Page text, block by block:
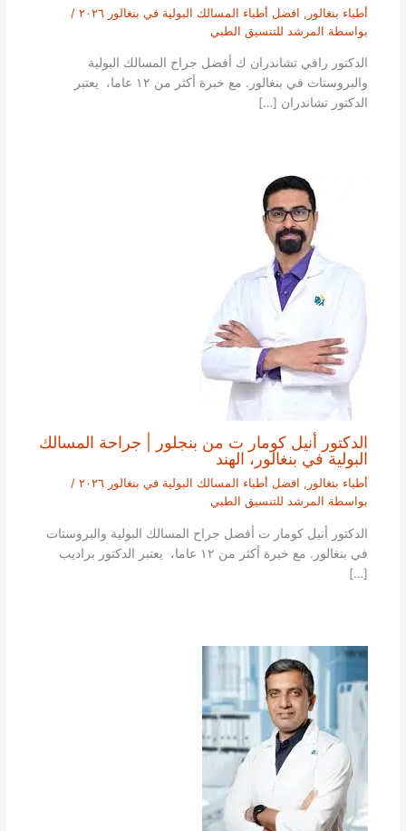
أطباء بنغالور , افضل أطباء المسالك البولية في بنغالور ٢٠٢٦
/
بواسطة المرشد للتنسيق الطبي
الدكتور رافي تشاندران ك أفضل جراح المسالك البولية
والبروستات في بنغالور. مع خبرة أكثر من ١٢ عاما، يعتبر
الدكتور تشاندران […]
الدكتور أنيل كومار ت من بنجلور | جراحة المسالك
البولية في بنغالور، الهند
أطباء بنغالور , افضل أطباء المسالك البولية في بنغالور ٢٠٢٦
/
بواسطة المرشد للتنسيق الطبي
الدكتور أنيل كومار ت أفضل جراح المسالك البولية والبروستات
في بنغالور. مع خبرة أكثر من ١٢ عاما، يعتبر الدكتور براديب
[…]